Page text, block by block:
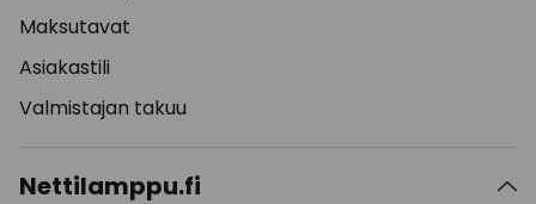
Maksutavat
Asiakastili
Valmistajan takuu
Nettilamppu.fi